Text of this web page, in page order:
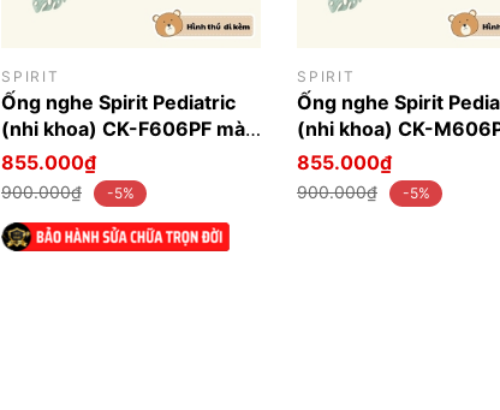
SPIRIT
Ống nghe Spirit Pediatric
(nhi khoa) CK-F606PF màu
xanh green
855.000₫
900.000₫ -5%
SPIRIT
Ống nghe Spirit
(nhi khoa) CK-
xanh Blue
855.000₫
900.000₫ -5%